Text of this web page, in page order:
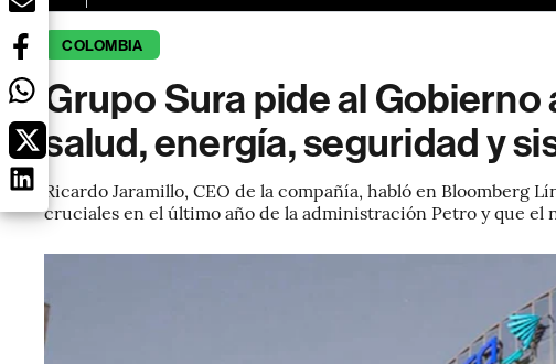
COLOMBIA
Grupo Sura pide al
salud, energía, seguridad y
Ricardo Jaramillo, CEO de la compañía, habló en Bloomberg
cruciales en el último año de la administración Petro y que el